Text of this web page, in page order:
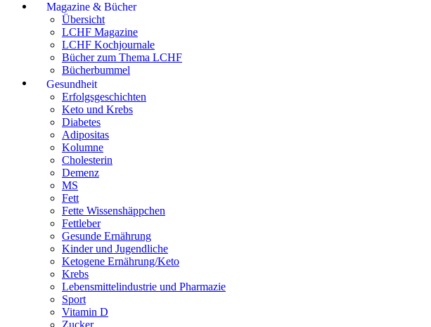
Magazine & Bücher
Übersicht
LCHF Magazine
LCHF Kochjournale
Bücher zum Thema LCHF
Bücherbummel
Gesundheit
Erfolgsgeschichten
Keto und Krebs
Diabetes
Adipositas
Kolumne
Cholesterin
Demenz
MS
Fett
Fette Wissenshäppchen
Fettleber
Gesunde Ernährung
Kinder und Jugendliche
Ketogene Ernährung/Keto
Krebs
Lebensmittelindustrie und Pharmazie
Sport
Vitamin D
Zucker